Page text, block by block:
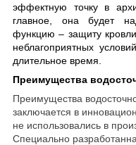
эффектную точку в
главное, она будет
функцию – защиту
неблагоприятных
длительное время.
Преимущества
Преимущества
заключается в
не использовались в
Специально